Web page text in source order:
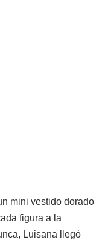
mini vestido dorado
figura a la
Luisana llegó